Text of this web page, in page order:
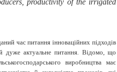
productivity of the irrigated
час питання інноваційних підходів
дуже актуальне питання. Відомо, що
виробництва має